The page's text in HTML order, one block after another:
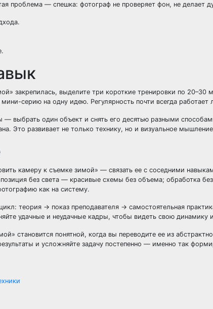
проблема — спешка: фотограф не проверяет фон, не делает
закрепилась, выделите три короткие тренировки по 20–30
серию на одну идею. Регулярность почти всегда
выбрать один объект и снять его десятью разными
Это развивает не только технику, но и визуальное
камеру к съемке зимой» — связать ее с соседними
без света — красивые схемы без объема; обработка
как на систему.
теория → показ преподавателя → самостоятельная
удачные и неудачные кадры, чтобы видеть свою динамику
становится понятной, когда вы переводите ее из
и усложняйте задачу постепенно — именно так